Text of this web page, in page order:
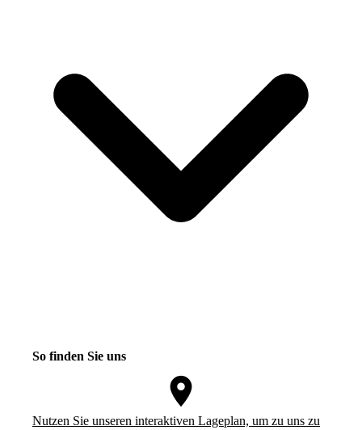
So finden Sie uns
Nutzen Sie unseren interaktiven La­ge­plan, um zu uns zu